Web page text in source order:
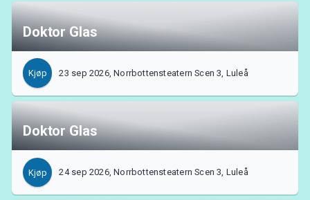
Doktor Glas
Kjøp 23 sep 2026, Norrbottensteatern Scen 3, Luleå
Doktor Glas
Kjøp 24 sep 2026, Norrbottensteatern Scen 3, Luleå